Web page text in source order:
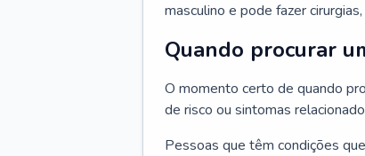
masculino e pode fazer
Quando procurar
O momento certo de quando
de risco ou sintomas
Pessoas que têm condições